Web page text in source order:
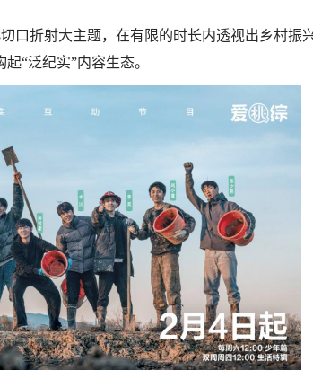
口折射大主题，在有限的时长内透视出乡村振
“泛纪实”内容生态。